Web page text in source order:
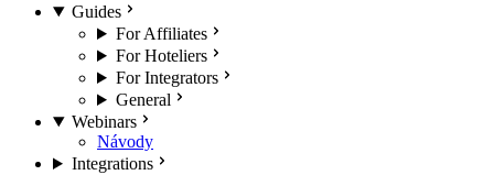
Guides
For Affiliates
For Hoteliers
For Integrators
General
Webinars
Návody
Integrations